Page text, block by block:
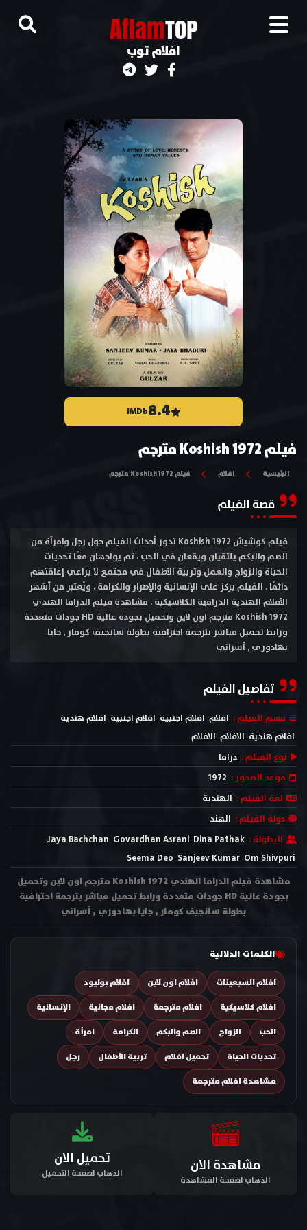
AflamTOP
افلام توب
8.4
IMDb
فيلم Koshish 1972 مترجم
الرئيسية افلام فيلم Koshish 1972 مترجم
قصة الفيلم
فيلم كوشيش Koshish 1972 تدور أحداث الفيلم حول رجل وامرأة من
الصم والبكم يلتقيان ويقعان في الحب ، ثم يواجهان معًا تحديات
الحياة والزواج والعمل وتربية الأطفال في مجتمع لا يراعي إعاقتهم
دائمًا . الفيلم يركز على الإنسانية والإصرار والكرامة ، ويُعتبر من أشهر
الأفلام الهندية الدرامية الكلاسيكية . مشاهدة فيلم الدراما الهندي
Koshish 1972 مترجم اون لاين وتحميل بجودة عالية HD جودات متعددة
ورابط تحميل مباشر بترجمة احترافية بطولة سانجيف كومار , جايا
بهادوري , أسراني
تفاصيل الفيلم
قسم الفيلم : افلام افلام اجنبية افلام اجنبية افلام هندية
افلام هندية الافلام الافلام
نوع الفيلم : دراما
موعد الصدور : 1972
لغة الفيلم : الهندية
دولة الفيلم : الهند
البطولة : Dina Pathak
Govardhan Asrani
Jaya Bachchan
Om Shivpuri
Sanjeev Kumar
Seema Deo
مشاهدة فيلم الدراما الهندي Koshish 1972 مترجم اون لاين وتحميل
بجودة عالية HD جودات متعددة ورابط تحميل مباشر بترجمة احترافية
بطولة سانجيف كومار , جايا بهادوري , أسراني
الكلمات الدلالية
افلام السبعينات افلام اون لاين
افلام بوليود
افلام كلاسيكية
افلام مترجمة افلام مجانية
الإنسانية
الحب
الزواج الصم والبكم الكرامة
امرأة
تحديات الحياة
تحميل افلام تربية الأطفال
رجل
مشاهدة افلام مترجمة
مشاهدة الان
الذهاب لصفحة المشاهدة
تحميل الان
الذهاب لصفحة التحميل